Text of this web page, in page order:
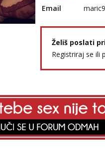
Email
Želiš poslati
Registriraj se ili